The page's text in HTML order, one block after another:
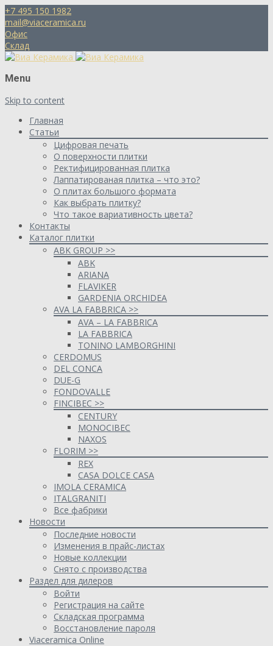
+7 495 150 1982
mail@viaceramica.ru
Офис
Склад
Menu
Skip to content
Главная
Статьи
Цифровая печать
О поверхности плитки
Ректифицированная плитка
Лаппатированая плитка – что это?
О плитах большого формата
Как выбрать плитку?
Что такое вариативность цвета?
Контакты
Каталог плитки
ABK GROUP >>
ABK
ARIANA
FLAVIKER
GARDENIA ORCHIDEA
AVA LA FABBRICA >>
AVA – LA FABBRICA
LA FABBRICA
TONINO LAMBORGHINI
CERDOMUS
DEL CONCA
DUE-G
FONDOVALLE
FINCIBEC >>
CENTURY
MONOCIBEC
NAXOS
FLORIM >>
REX
CASA DOLCE CASA
IMOLA CERAMICA
ITALGRANITI
Все фабрики
Новости
Последние новости
Изменения в прайс-листах
Новые коллекции
Снято с производства
Раздел для дилеров
Войти
Регистрация на сайте
Складская программа
Восстановление пароля
Viaceramica Online